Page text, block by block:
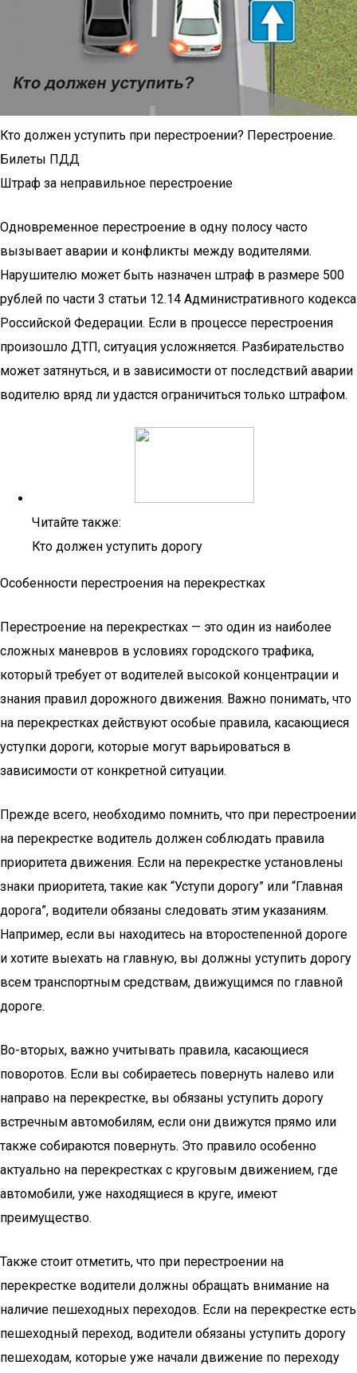
Кто должен уступить при перестроении? Перестроение.
Билеты ПДД
Штраф за неправильное перестроение
Одновременное перестроение в одну полосу часто
вызывает аварии и конфликты между водителями.
Нарушителю может быть назначен штраф в размере 500
рублей по части 3 статьи 12.14 Административного кодекса
Российской Федерации. Если в процессе перестроения
произошло ДТП, ситуация усложняется. Разбирательство
может затянуться, и в зависимости от последствий аварии
водителю вряд ли удастся ограничиться только штрафом.
Читайте также:
Кто должен уступить дорогу
Особенности перестроения на перекрестках
Перестроение на перекрестках — это один из наиболее
сложных маневров в условиях городского трафика,
который требует от водителей высокой концентрации и
знания правил дорожного движения. Важно понимать, что
на перекрестках действуют особые правила, касающиеся
уступки дороги, которые могут варьироваться в
зависимости от конкретной ситуации.
Прежде всего, необходимо помнить, что при перестроении
на перекрестке водитель должен соблюдать правила
приоритета движения. Если на перекрестке установлены
знаки приоритета, такие как “Уступи дорогу” или “Главная
дорога”, водители обязаны следовать этим указаниям.
Например, если вы находитесь на второстепенной дороге
и хотите выехать на главную, вы должны уступить дорогу
всем транспортным средствам, движущимся по главной
дороге.
Во-вторых, важно учитывать правила, касающиеся
поворотов. Если вы собираетесь повернуть налево или
направо на перекрестке, вы обязаны уступить дорогу
встречным автомобилям, если они движутся прямо или
также собираются повернуть. Это правило особенно
актуально на перекрестках с круговым движением, где
автомобили, уже находящиеся в круге, имеют
преимущество.
Также стоит отметить, что при перестроении на
перекрестке водители должны обращать внимание на
наличие пешеходных переходов. Если на перекрестке есть
пешеходный переход, водители обязаны уступить дорогу
пешеходам, которые уже начали движение по переходу